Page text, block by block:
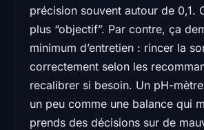
précision souvent autour de 0,1.
plus “objectif”. Par contre, ça
minimum d’entretien : rincer la
correctement selon les
recalibrer si besoin. Un pH-
un peu comme une balance qui
prends des décisions sur de